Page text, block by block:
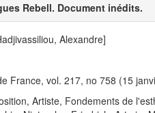
Rebell. Document inédits.
Alexandre]
France, vol. 217, no 758 (15
Artiste, Fondements de